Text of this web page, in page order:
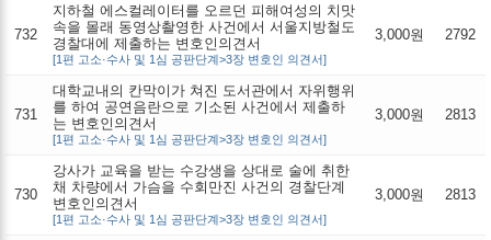
732
지하철 에스컬레이터를 오르던 피해여성의 치맛
속을 몰래 동영상촬영한 사건에서 서울지방철도
경찰대에 제출하는 변호인의견서
[1편 고소·수사 및 1심 공판단계>3장 변호인 의견서]
3,000원 2792
731
대학교내의 칸막이가 쳐진 도서관에서 자위행위
를 하여 공연음란으로 기소된 사건에서 제출하
는 변호인의견서
[1편 고소·수사 및 1심 공판단계>3장 변호인 의견서]
3,000원 2813
730
강사가 교육을 받는 수강생을 상대로 술에 취한
채 차량에서 가슴을 수회만진 사건의 경찰단계
변호인의견서
[1편 고소·수사 및 1심 공판단계>3장 변호인 의견서]
3,000원 2813